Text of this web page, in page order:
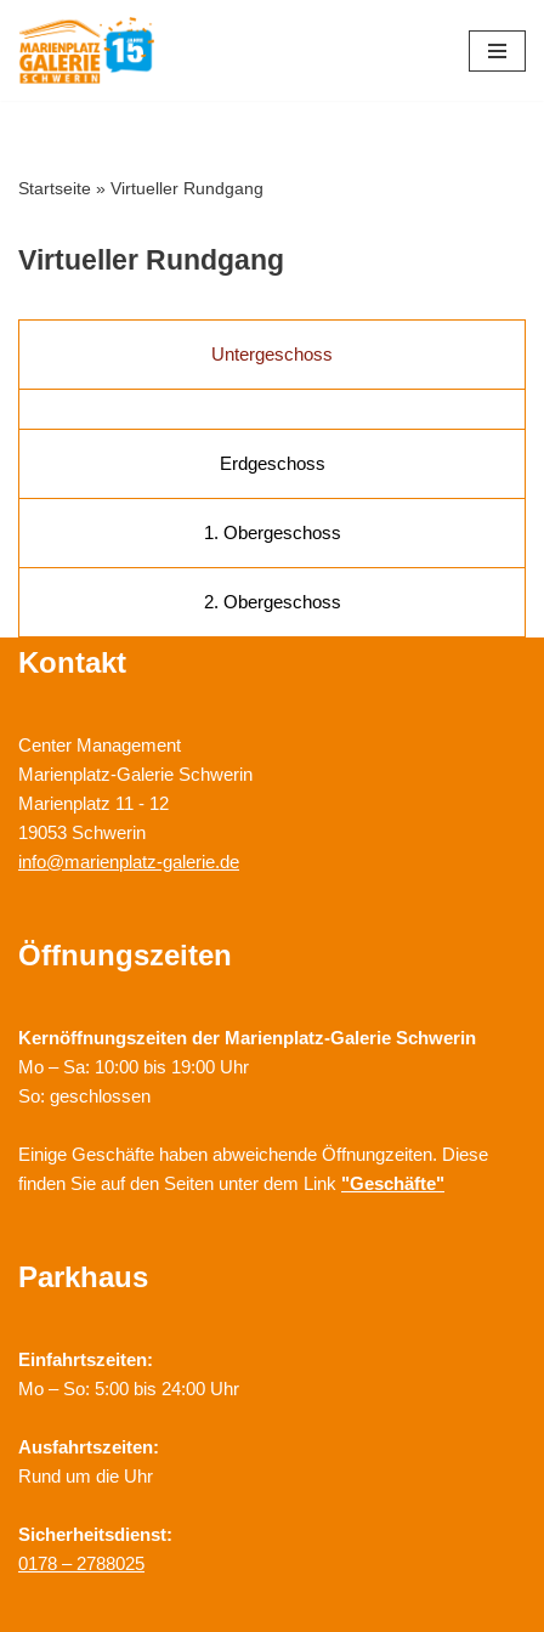
Zum
Startseite » Virtueller Rundgang
Virtueller Rundgang
Untergeschoss
Erdgeschoss
1. Obergeschoss
2. Obergeschoss
Kontakt
Center Management
Marienplatz-Galerie Schwerin
Marienplatz 11 - 12
19053 Schwerin
info@marienplatz-galerie.de
Öffnungszeiten
Kernöffnungszeiten der Marienplatz-Galerie Schwerin
Mo – Sa: 10:00 bis 19:00 Uhr
So: geschlossen
Einige Geschäfte haben abweichende Öffnungzeiten. Diese
finden Sie auf den Seiten unter dem Link "Geschäfte"
Parkhaus
Einfahrtszeiten:
Mo – So: 5:00 bis 24:00 Uhr
Ausfahrtszeiten:
Rund um die Uhr
Sicherheitsdienst:
0178 – 2788025